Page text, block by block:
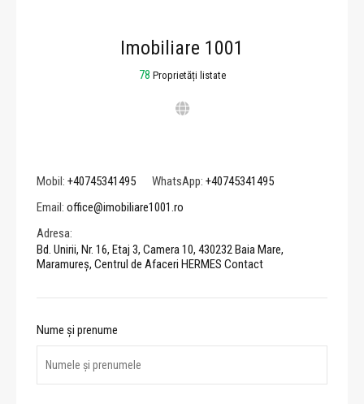
Imobiliare 1001
78 Proprietăți listate
Mobil: +40745341495 WhatsApp: +40745341495
Email: office@imobiliare1001.ro
Adresa:
Bd. Unirii, Nr. 16, Etaj 3, Camera 10, 430232 Baia Mare,
Maramureș, Centrul de Afaceri HERMES Contact
Nume și prenume